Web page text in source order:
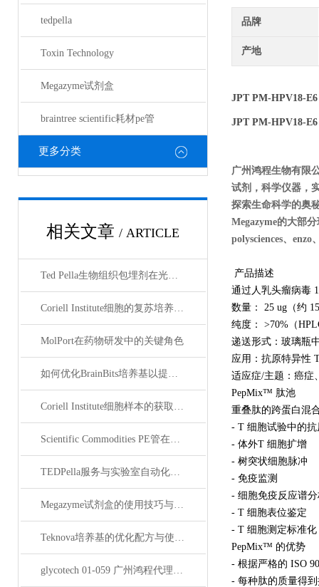
tedpella
Toxin Technology
Megazyme试剂盒
braintree scientific耗材pe管
更多分类
相关文章 / ARTICLE
Ted Pella生物组织包埋剂在光镜与电镜联用技术中的应用
Coriell Institute细胞的复苏培养与质量控制规范
MolPort在药物研发中的关键角色
如何优化BrainBits培养基以提高实验效果？
Coriell Institute细胞样本的获取与应用指南
Scientific Commodities PE管在环保实验中的作用
TEDPella服务与实验室自动化设备的整合
Megazyme试剂盒的使用技巧与实验优化方法
Teknova培养基的优化配方与使用技巧
glycotech 01-059 广州鸿程代理：开启糖生物学研究新征程
品牌
产地
JPT PM-HPV18-E6
JPT PM-HPV18-E6
广州鸿程生物有限
试剂，科学仪器，
探索生命科学的奥
Megazyme的大部
polysciences、enzo
产品描述
通过人乳头瘤病毒
数量： 25 ug（约
纯度： >70%（
递送形式：玻璃瓶
应用：抗原特异性
适应症/主题：癌症
PepMix™ 肽池
重叠肽的跨蛋白混
- T 细胞试验中的
- 体外T 细胞扩增
- 树突状细胞脉冲
- 免疫监测
- 细胞免疫反应谱
- T 细胞表位鉴定
- T 细胞测定标准化
PepMix™ 的优势
- 根据严格的 ISO
- 每种肽的质量得